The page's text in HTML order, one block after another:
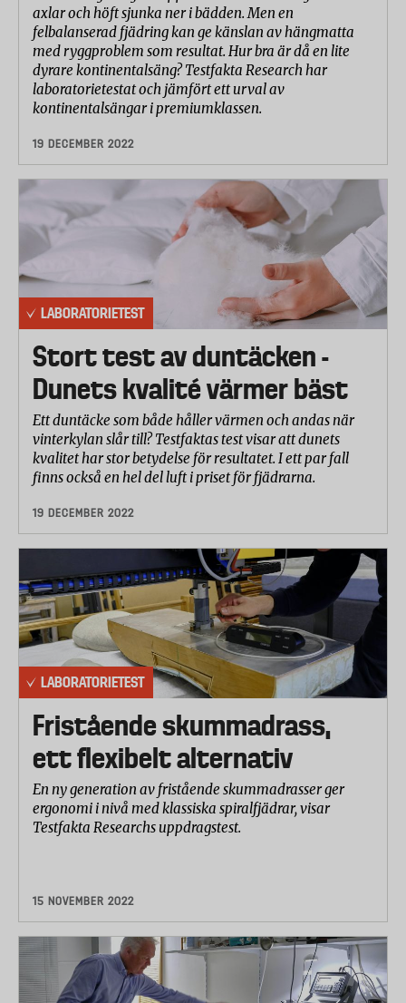
axlar och höft sjunka ner i bädden. Men en
felbalanserad fjädring kan ge känslan av hängmatta
med ryggproblem som resultat. Hur bra är då en lite
dyrare kontinentalsäng? Testfakta Research har
laboratorietestat och jämfört ett urval av
kontinentalsängar i premiumklassen.
19 DECEMBER 2022
LABORATORIETEST
Stort test av duntäcken -
Dunets kvalité värmer bäst
Ett duntäcke som både håller värmen och andas när
vinterkylan slår till? Testfaktas test visar att dunets
kvalitet har stor betydelse för resultatet. I ett par fall
finns också en hel del luft i priset för fjädrarna.
19 DECEMBER 2022
LABORATORIETEST
Fristående skummadrass,
ett flexibelt alternativ
En ny generation av fristående skummadrasser ger
ergonomi i nivå med klassiska spiralfjädrar, visar
Testfakta Researchs uppdragstest.
15 NOVEMBER 2022